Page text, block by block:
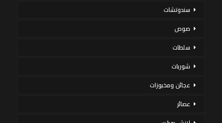
سندوتشات
صوص
سلطات
شوربات
عجائن ومخبوزات
عصائر